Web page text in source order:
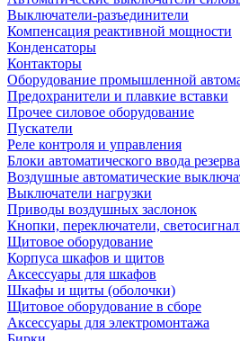
Выключатели-разъединители
Компенсация реактивной мощности
Конденсаторы
Контакторы
Оборудование промышленной
Предохранители и плавкие вставки
Прочее силовое оборудование
Пускатели
Реле контроля и управления
Блоки автоматического ввода
Воздушные автоматические
Выключатели нагрузки
Приводы воздушных заслонок
Кнопки, переключатели,
Щитовое оборудование
Корпуса шкафов и щитов
Аксессуары для шкафов
Шкафы и щиты (оболочки)
Щитовое оборудование в сборе
Аксессуары для электромонтажа